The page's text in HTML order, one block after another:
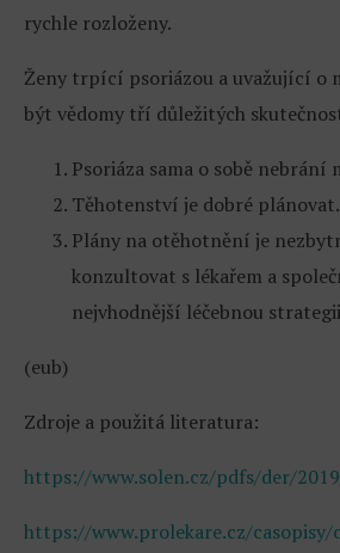
rychle rozloženy.
Ženy trpící psoriázou a uvažující o
být vědomy tří důležitých
Psoriáza sama o sobě
Těhotenství je dobré plánovat.
Plány na otěhotnění je
konzultovat s lékařem a
nejvhodnější léčebnou
(eub)
Zdroje a použitá literatura:
https://www.solen.cz/pdfs/der/
https://www.prolekare.cz/casopisy/